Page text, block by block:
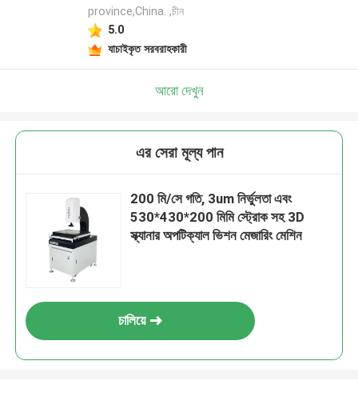
province,China. ,চীন
5.0
যাচাইকৃত সরবরাহকারী
আরো দেখুন
এর সেরা মূল্য পান
200 মি/সে গতি, 3um নির্ভুলতা এবং
530*430*200 মিমি স্ট্রোক সহ 3D
স্ক্যানার অপটিক্যাল ভিশন মেজারিং মেশিন
চালিয়ে